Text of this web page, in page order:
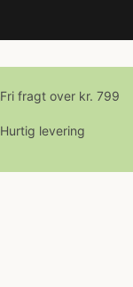
Fri fragt over kr. 799
Hurtig levering